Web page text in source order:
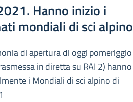
Hanno inizio i
mondiali di sci alpino
di apertura di oggi pomeriggio
in diretta su RAI 2) hanno
i Mondiali di sci alpino di